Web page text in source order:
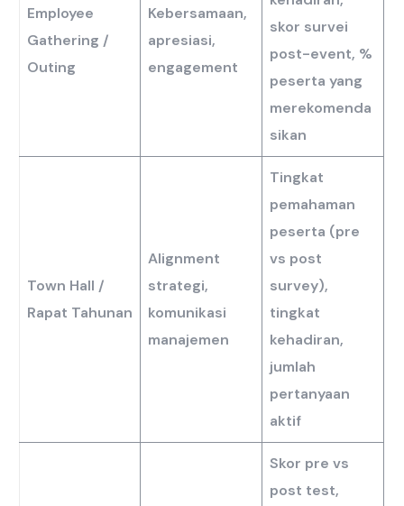
Employee
Gathering /
Outing
Kebersamaan,
apresiasi,
engagement
skor survei
post-event, %
peserta yang
merekomenda
sikan
Town Hall /
Rapat Tahunan
Alignment
strategi,
komunikasi
manajemen
Tingkat
pemahaman
peserta (pre
vs post
survey),
tingkat
kehadiran,
jumlah
pertanyaan
aktif
Skor pre vs
post test,